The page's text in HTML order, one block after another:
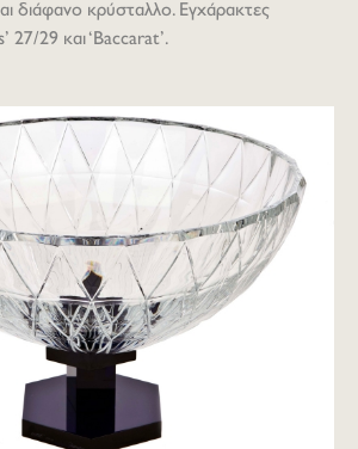
διάφανο κρύσταλλο. Εγχάρακτες
27/29 και ‘Baccarat’.